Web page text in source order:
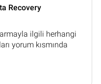
Recovery
ilgili herhangi
yorum kısmında